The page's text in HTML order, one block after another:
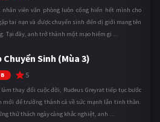
viên văn phòng luôn cống hiến hết mình cho
tai nạn và được chuyển sinh đến dị giới mang tên
Tại đây, anh trở thành một mạo hiểm gi ...
Sinh (Mùa 3)
5
thay đổi cuộc đời, Rudeus Greyrat tiếp tục bước
để trưởng thành cả về sức mạnh lẫn tinh thần.
thử thách ngày càng khắc nghiệt, anh ...